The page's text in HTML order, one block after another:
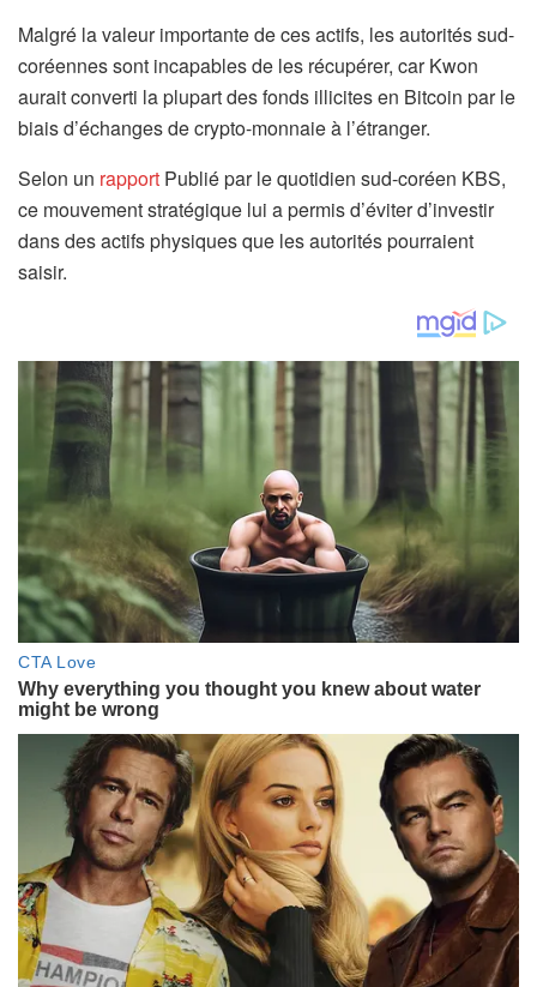
Malgré la valeur importante de ces actifs, les autorités sud-
coréennes sont incapables de les récupérer, car Kwon
aurait converti la plupart des fonds illicites en Bitcoin par le
biais d’échanges de crypto-monnaie à l’étranger.
Selon un rapport Publié par le quotidien sud-coréen KBS,
ce mouvement stratégique lui a permis d’éviter d’investir
dans des actifs physiques que les autorités pourraient
saisir.